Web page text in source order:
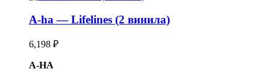
A-ha — Lifelines (2 винила)
6,198 ₽
A-HA